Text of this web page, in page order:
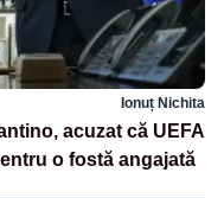
Ionuț Nichita
acuzat că UEFA
o fostă angajată